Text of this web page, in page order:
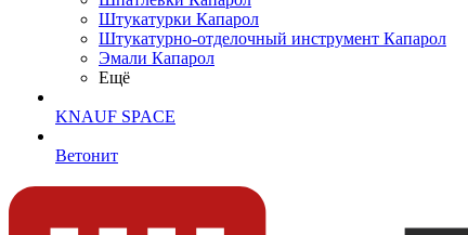
Штукатурки Капарол
Штукатурно-отделочный инструмент Капарол
Эмали Капарол
Ещё
KNAUF SPACE
Ветонит